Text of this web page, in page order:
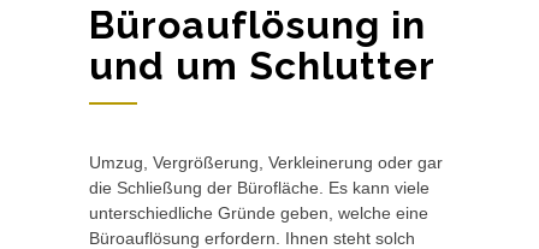
Büroauflösung in
und um Schlutter
Umzug, Vergrößerung, Verkleinerung oder gar
die Schließung der Bürofläche. Es kann viele
unterschiedliche Gründe geben, welche eine
Büroauflösung erfordern. Ihnen steht solch